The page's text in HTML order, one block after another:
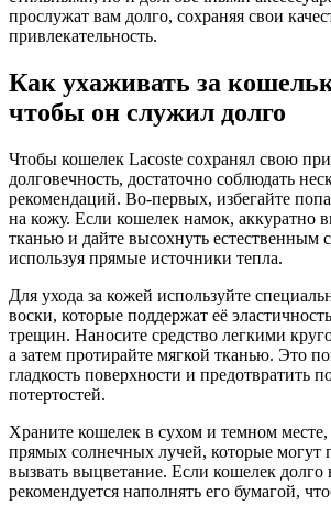
прослужат вам долго, сохраняя свои
привлекательность.
Как ухаживать за
чтобы он служил долго
Чтобы кошелек Lacoste сохранял свою
долговечность, достаточно соблюдать
рекомендаций. Во-первых, избегайте
на кожу. Если кошелек намок, аккуратно
тканью и дайте высохнуть естественным
используя прямые источники тепла.
Для ухода за кожей используйте
воски, которые поддержат её
трещин. Наносите средство легкими
а затем протирайте мягкой тканью. Это
гладкость поверхности и предотвратить
потертостей.
Храните кошелек в сухом и темном
прямых солнечных лучей, которые могут
вызвать выцветание. Если кошелек долго
рекомендуется наполнять его бумагой,